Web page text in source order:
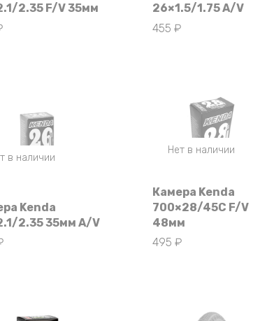
2.35 F/V 35мм
26×1.5/1.75 A/V
455₽
в наличии
Kenda
2.35 35мм A/V
Нет в наличии
Камера Kenda
700×28/45C F/V
48мм
495₽